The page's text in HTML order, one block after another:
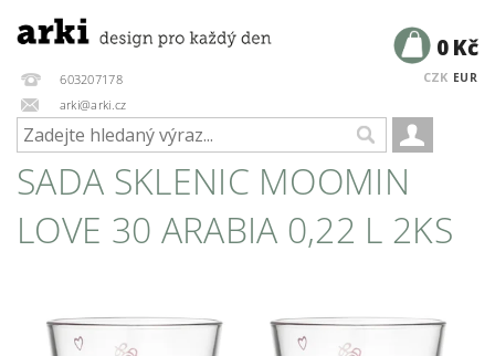
603207178
arki@arki.cz
CZK EUR
0 Kč
SADA SKLENIC MOOMIN
LOVE 30 ARABIA 0,22 L 2KS